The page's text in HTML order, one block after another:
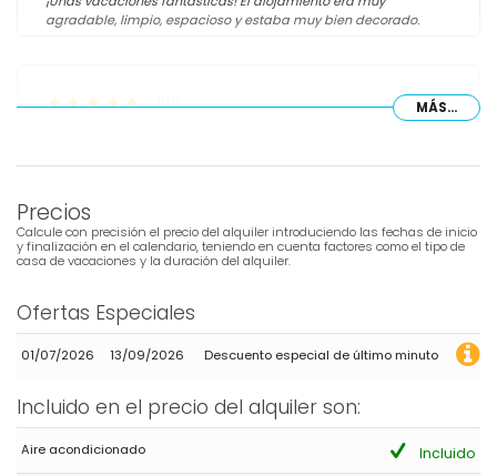
agradable, limpio, espacioso y estaba muy bien decorado.
Sit back, relax and enjoy
Everything you need to enjoy you're holiday.
(Traducido por Google)
Siéntate, relájate y disfruta.
- 8,9
Parejas mayores - Junio 2024 - Holanda :
Reis zo licht mogelijk door zo weinig mogelijk (hand)bagage
mee te nemen want in Villa Hendrico is bijna alles aanwezig wat
je daar nodig bent. Het scheelt je al gauw veel geld, als je
MÁS...
Precios
Calcule con precisión el precio del alquiler introduciendo las fechas de inicio
y finalización en el calendario, teniendo en cuenta factores como el tipo de
casa de vacaciones y la duración del alquiler.
Ofertas Especiales
01/07/2026 13/09/2026 Descuento especial de último minuto
Incluido en el precio del alquiler son:
Aire acondicionado Incluido